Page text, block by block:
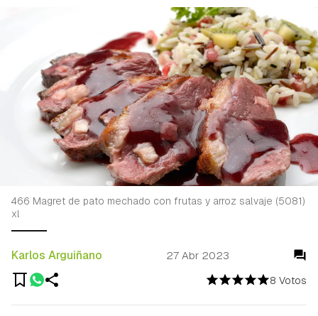
8 Votos
Karlos Arguiñano 27 Abr 2023
466 Magret de pato mechado con frutas y arroz salvaje (5081)
xl